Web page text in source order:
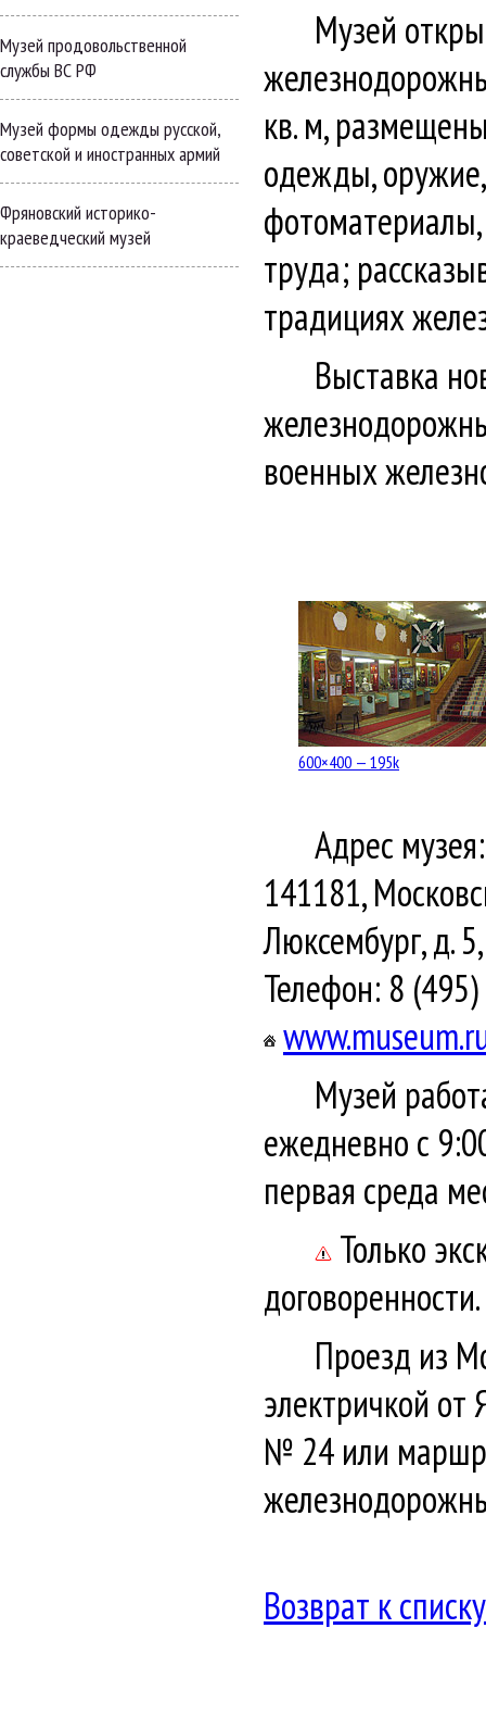
Музей продовольственной
службы ВС РФ
Музей формы одежды русской,
советской и иностранных армий
Фряновский историко-
краеведческий музей
Музей
кв. м,
одежды,
труда;
традициях
Выставка
военных
600×400 — 195k
Адрес музея:
141181,
Люксембург, д.
Телефон: 8
Музей
ежедневно с
первая среда
Только
договоренности.
Проезд из
электричкой от
№ 24 или
Возврат к списку